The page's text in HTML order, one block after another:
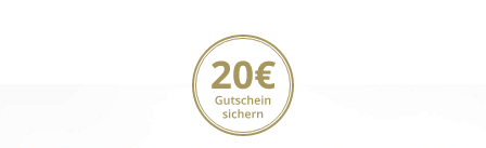
20€ Gutschein sichern